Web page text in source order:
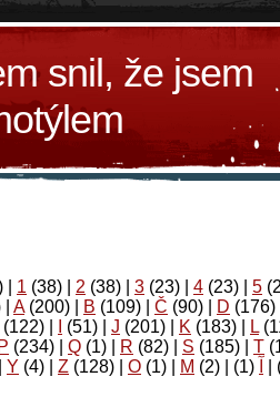
snil, že jsem
1 (38) 2 (38) 3 (23) 4 (23) 5
A(200) B (109) Č (90) D (176)
(122) (51) J (201) K (183) L
P (234) Q (1) R (82) S (185) T
Y (4) Z (128) Ο (1) М (2)
(1)